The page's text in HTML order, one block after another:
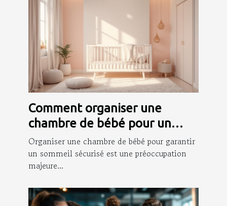
Comment organiser une
chambre de bébé pour un
sommeil sécurisé ?
Organiser une chambre de bébé pour garantir
un sommeil sécurisé est une préoccupation
majeure...